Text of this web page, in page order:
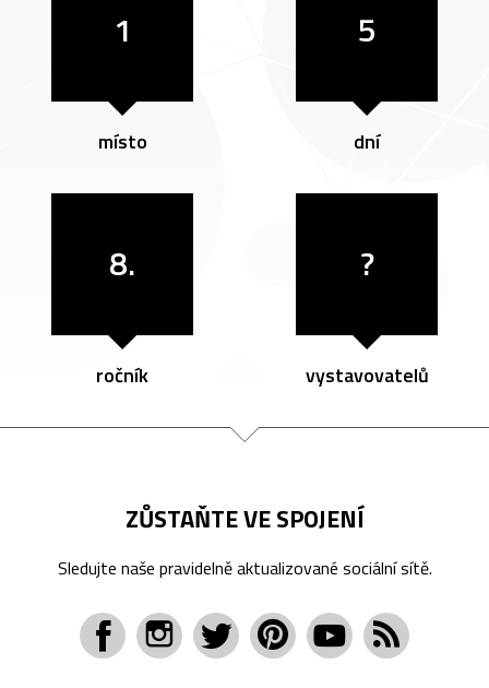
1
místo
5
dní
8.
ročník
?
vystavovatelů
ZŮSTAŇTE VE SPOJENÍ
Sledujte naše pravidelně aktualizované sociální sítě.